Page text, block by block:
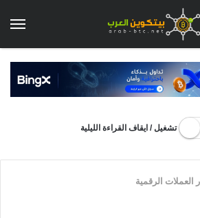
تشغيل / ايقاف القراءة الليلية
العملات الرقمية